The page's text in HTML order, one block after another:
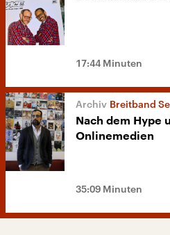
17:44 Minuten
Breitband
Nach dem Hype
Onlinemedien
35:09 Minuten